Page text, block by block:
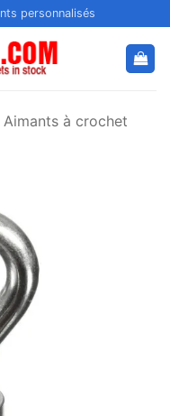
personnalisés
Aimants à crochet